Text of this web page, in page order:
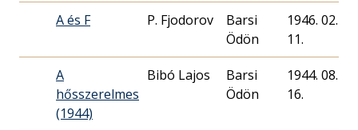
A és F P. Fjodorov
Barsi
Ödön
1946. 02.
11.
A
hősszerelmes
(1944)
Bibó Lajos
Barsi
Ödön
1944. 08.
16.